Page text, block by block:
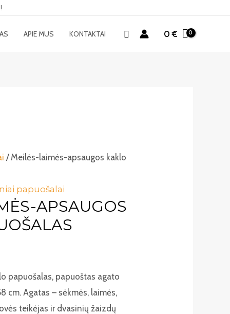
APIE MUS KONTAKTAI Paieška 0 €
/ Meilės-laimės-apsaugos kaklo
papuošalai
APSAUGOS
papuošalas, papuoštas agato
cm. Agatas – sėkmės, laimės,
teikėjas ir dvasinių žaizdų